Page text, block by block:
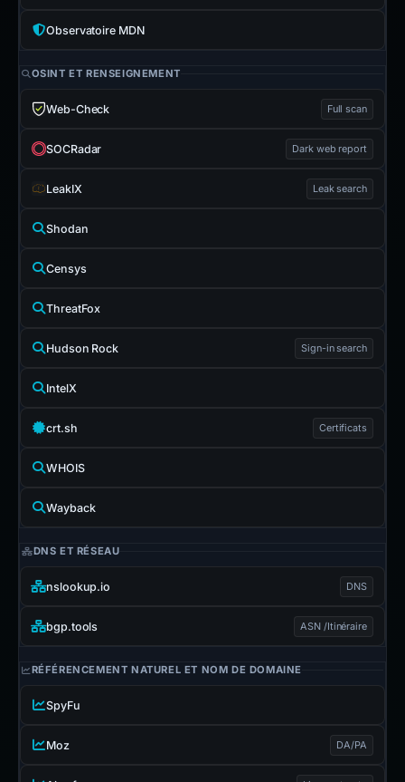
Observatoire MDN
OSINT ET RENSEIGNEMENT
Web-Check Full scan
SOCRadar Dark web report
LeakIX Leak search
Shodan
Censys
ThreatFox
Hudson Rock Sign-in search
IntelX
crt.sh Certificats
WHOIS
Wayback
DNS ET RÉSEAU
nslookup.io DNS
bgp.tools ASN /Itinéraire
RÉFÉRENCEMENT NATUREL ET NOM DE DOMAINE
SpyFu
Moz DA/PA